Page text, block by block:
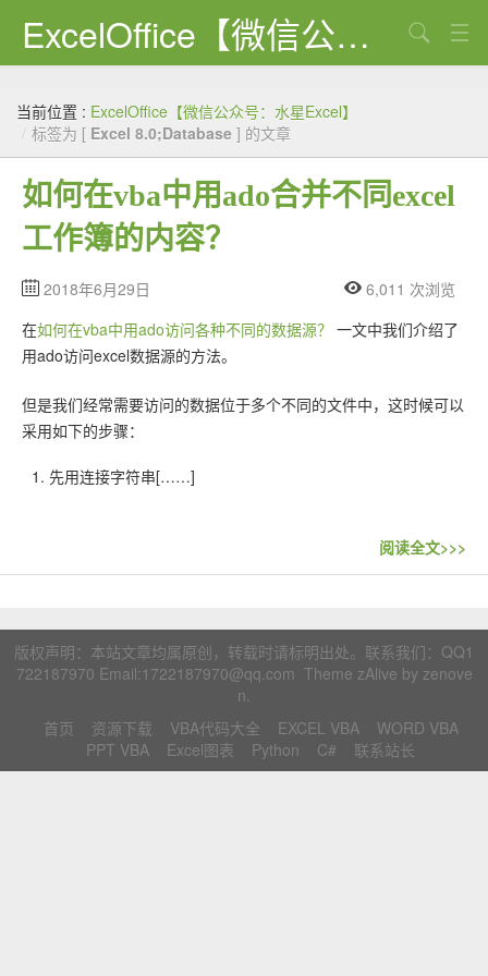
ExcelOffice【微信公众号：水星Excel】
资源下载
VBA代码大全
EXCEL VBA
Excel图表
Python
C#
联系站长
当前位置 : ExcelOffice【微信公众号：水星Excel】
/ 标签为 [ Excel 8.0;Database ] 的文章
如何在vba中用ado合并不同excel
工作簿的内容？
2018年6月29日
6,011 次浏览
在如何在vba中用ado访问各种不同的数据源？ 一文中我们介绍了
用ado访问excel数据源的方法。
但是我们经常需要访问的数据位于多个不同的文件中，这时候可以
采用如下的步骤：
先用连接字符串[……]
阅读全文>>>
版权声明：本站文章均属原创，转载时请标明出处。联系我们： QQ1
722187970 Email:1722187970@qq.com Theme zAlive by zenove
n
首页
资源下载 VBA代码大全 EXCEL VBA
WORD VBA
PPT VBA
Excel图表 Python C# 联系站长